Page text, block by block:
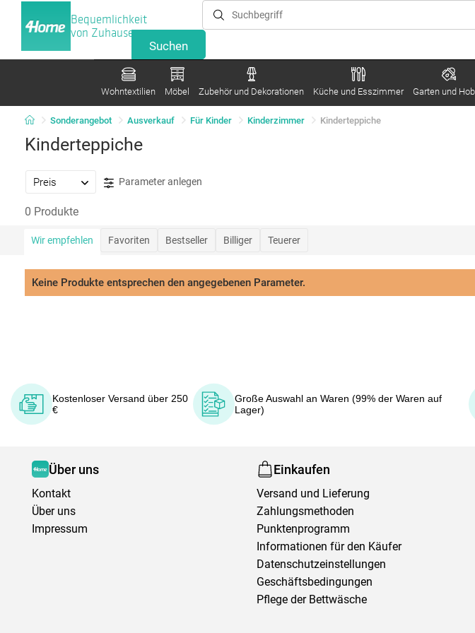
Bequemlichkeit
von Zuhause
Wohntextilien Möbel Zubehör und Dekorationen Küche und Esszimmer Garten und
Sonderangebot Ausverkauf Für Kinder Kinderzimmer Kinderteppiche
Kinderteppiche
Preis Parameter anlegen
0 Produkte
Wir empfehlen Favoriten Bestseller Billiger Teuerer
Keine Produkte entsprechen den angegebenen Parameter.
Kostenloser Versand über 250
€
Große Auswahl an Waren (99% der Waren auf
Lager)
Über uns
Kontakt
Über uns
Impressum
Einkaufen
Versand und Lieferung
Zahlungsmethoden
Punktenprogramm
Informationen für den Käufer
Datenschutzeinstellungen
Geschäftsbedingungen
Pflege der Bettwäsche